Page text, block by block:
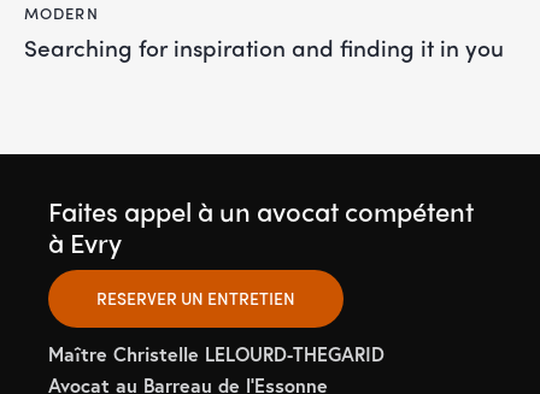
MODERN
Searching for inspiration and finding it in you
Faites appel à un avocat compétent
à Evry
RESERVER UN ENTRETIEN
Maître Christelle LELOURD-THEGARID
Avocat au Barreau de l’Essonne